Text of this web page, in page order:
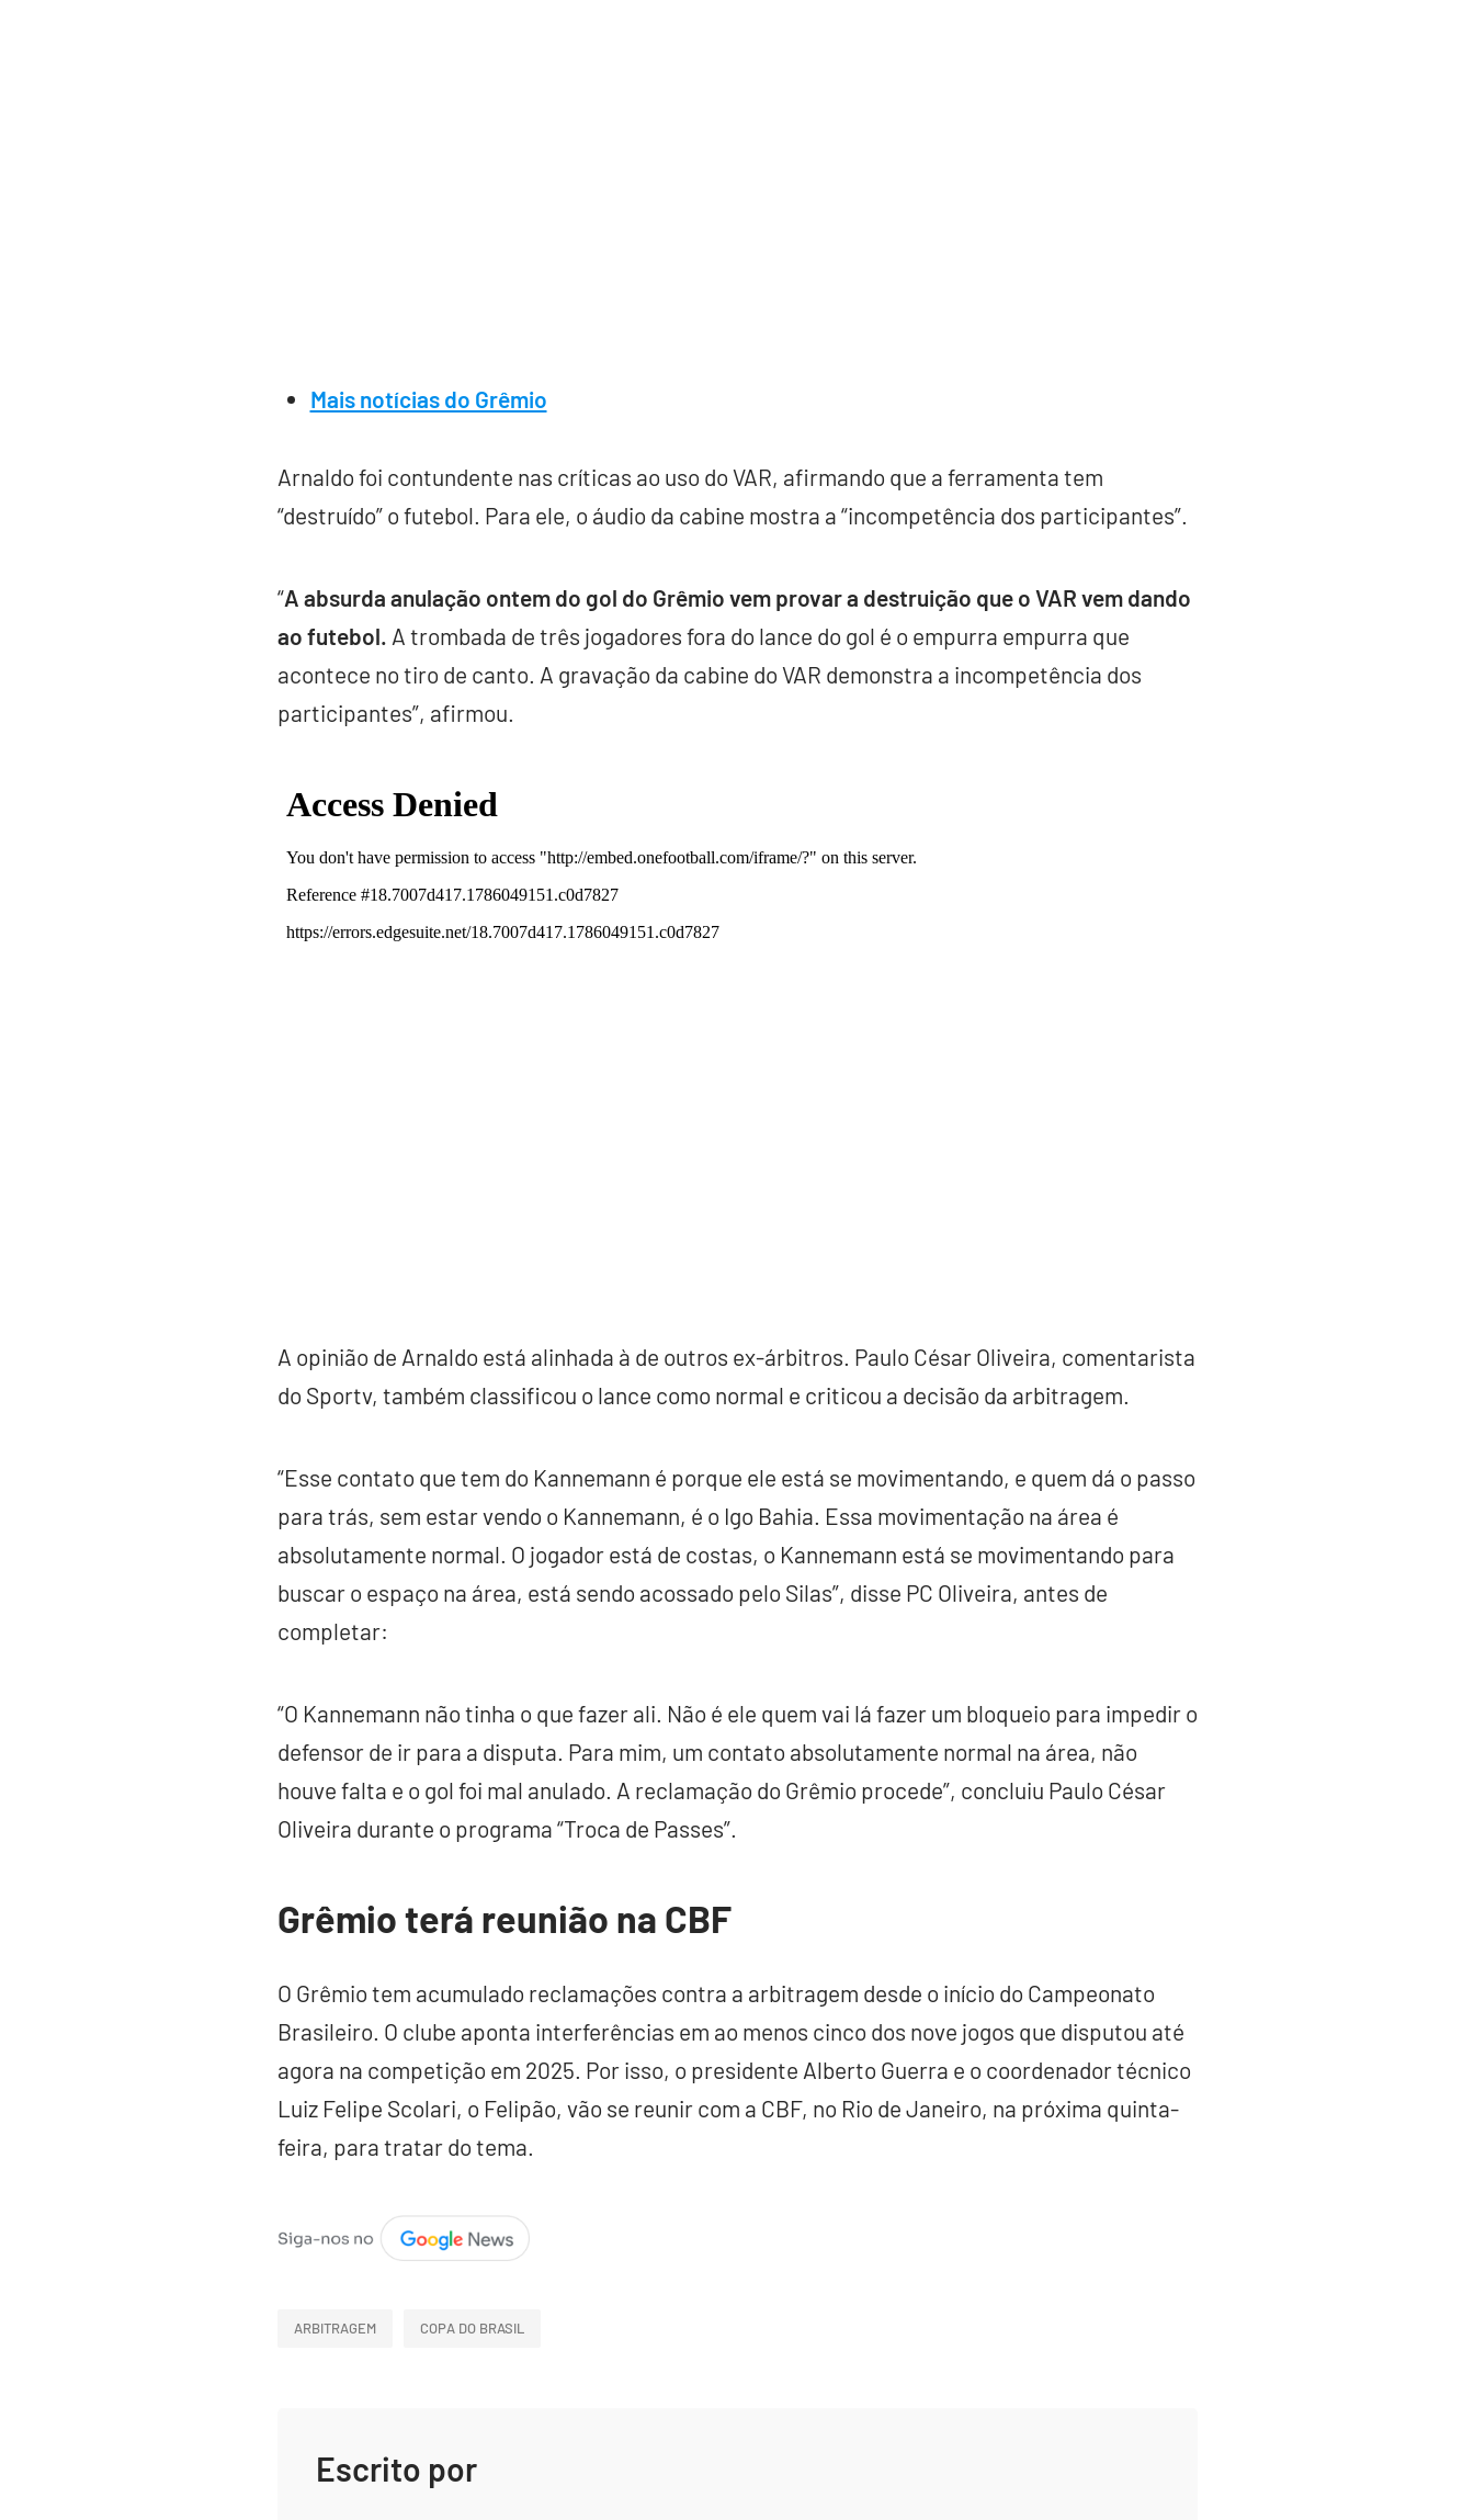
Mais notícias do Grêmio
Arnaldo foi contundente nas críticas ao uso do VAR, afirmando que a ferramenta tem
“destruído” o futebol. Para ele, o áudio da cabine mostra a “incompetência dos participantes”.
“A absurda anulação ontem do gol do Grêmio vem provar a destruição que o VAR vem dando
ao futebol. A trombada de três jogadores fora do lance do gol é o empurra empurra que
acontece no tiro de canto. A gravação da cabine do VAR demonstra a incompetência dos
participantes”, afirmou.
A opinião de Arnaldo está alinhada à de outros ex-árbitros. Paulo César Oliveira, comentarista
do Sportv, também classificou o lance como normal e criticou a decisão da arbitragem.
“Esse contato que tem do Kannemann é porque ele está se movimentando, e quem dá o passo
para trás, sem estar vendo o Kannemann, é o Igo Bahia. Essa movimentação na área é
absolutamente normal. O jogador está de costas, o Kannemann está se movimentando para
buscar o espaço na área, está sendo acossado pelo Silas”, disse PC Oliveira, antes de
completar:
“O Kannemann não tinha o que fazer ali. Não é ele quem vai lá fazer um bloqueio para impedir o
defensor de ir para a disputa. Para mim, um contato absolutamente normal na área, não
houve falta e o gol foi mal anulado. A reclamação do Grêmio procede”, concluiu Paulo César
Oliveira durante o programa “Troca de Passes”.
Grêmio terá reunião na CBF
O Grêmio tem acumulado reclamações contra a arbitragem desde o início do Campeonato
Brasileiro. O clube aponta interferências em ao menos cinco dos nove jogos que disputou até
agora na competição em 2025. Por isso, o presidente Alberto Guerra e o coordenador técnico
Luiz Felipe Scolari, o Felipão, vão se reunir com a CBF, no Rio de Janeiro, na próxima quinta-
feira, para tratar do tema.
ARBITRAGEM COPA DO BRASIL
Escrito por